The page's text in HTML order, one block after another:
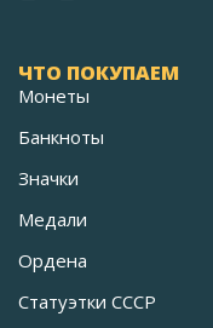
ЧТО ПОКУПАЕМ
Монеты
Банкноты
Значки
Медали
Ордена
Статуэтки СССР